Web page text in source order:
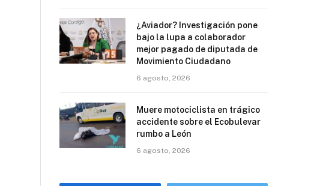
¿Aviador? Investigación pone
bajo la lupa a colaborador
mejor pagado de diputada de
Movimiento Ciudadano
6 agosto, 2026
Muere motociclista en trágico
accidente sobre el Ecobulevar
rumbo a León
6 agosto, 2026